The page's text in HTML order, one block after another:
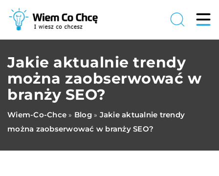
Jakie aktualnie trendy
można zaobserwować w
branży SEO?
Wiem-Co-Chce » Blog» Jakie aktualnie trendy
można zaobserwować w branży SEO?